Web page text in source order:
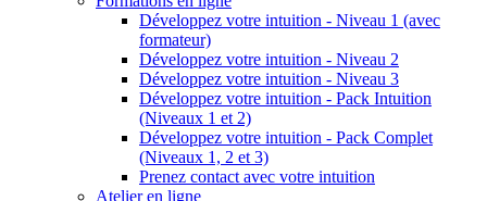
Développez votre intuition - Niveau 1 (avec
formateur)
Développez votre intuition - Niveau 2
Développez votre intuition - Niveau 3
Développez votre intuition - Pack Intuition
(Niveaux 1 et 2)
Développez votre intuition - Pack Complet
(Niveaux 1, 2 et 3)
Prenez contact avec votre intuition
Atelier en ligne